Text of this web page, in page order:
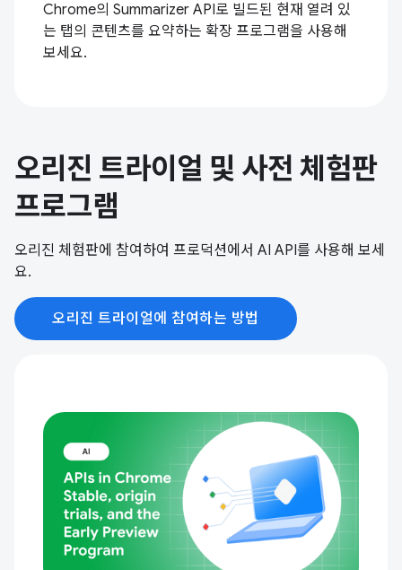
Chrome의 Summarizer API로 빌드된 현재 열려 있
는 탭의 콘텐츠를 요약하는 확장 프로그램을 사용해
보세요.
오리진 트라이얼 및 사전 체험판
프로그램
오리진 체험판에 참여하여 프로덕션에서 AI API를 사용해 보세
요.
오리진 트라이얼에 참여하는 방법